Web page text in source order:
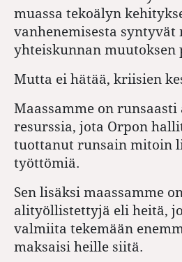
muassa tekoälyn
vanhenemisesta syntyvät
yhteiskunnan muutoksen
Mutta ei hätää, kriisien
Maassamme on
resurssia, jota Orpon
tuottanut runsain mitoin
työttömiä.
Sen lisäksi maassamme
alityöllistettyjä eli heitä,
valmiita tekemään
maksaisi heille siitä.